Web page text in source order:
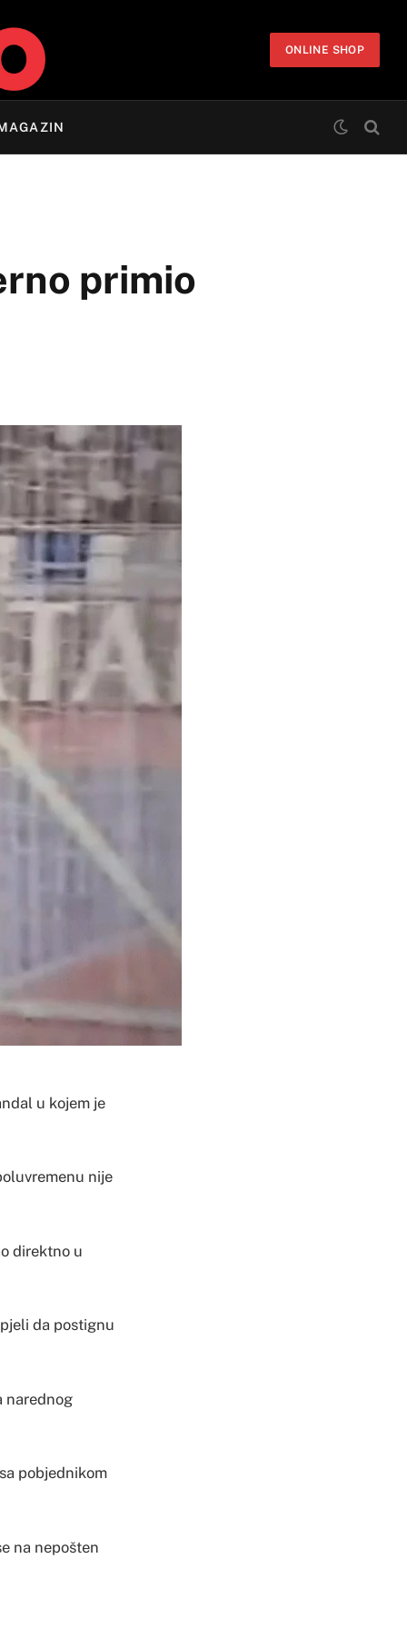
ONLINE SHOP
primio
u kojem je
nije
direktno u
da postignu
narednog
pobjednikom
na nepošten